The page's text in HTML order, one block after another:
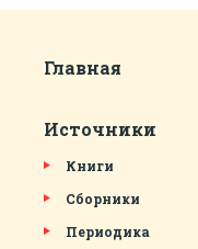
Главная
Источники
Книги
Сборники
Периодика